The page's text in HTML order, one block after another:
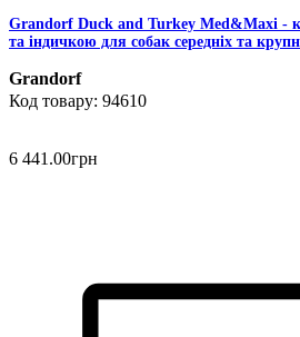
Grandorf Duck and Turkey Med&Maxi -
та індичкою для собак середніх та
Grandorf
94610
6 441 .00грн